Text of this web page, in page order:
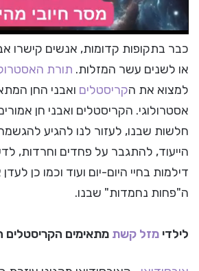
כבר בתקופות קדומות, אנשים קישרו
או לשנים עשר המזלות. תורת
למצוא את הקריסטלים ואבני החן
אסטרולוגי. הקריסטלים ואבני חן
חלשות שבנו, לעזור לנו להגיע
הייעוד, להתגבר על פחדים וחרדות,
דילמות בחיי היום-יום ועוד וכמו כן
ה"פחות נחמדות" שבנו.
לילדי מזל קשת מתאימים הקריסטלים